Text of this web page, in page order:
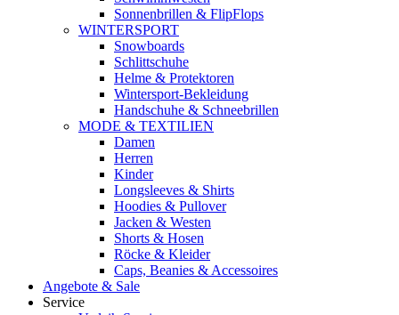
Sonnenbrillen & FlipFlops
WINTERSPORT
Snowboards
Schlittschuhe
Helme & Protektoren
Wintersport-Bekleidung
Handschuhe & Schneebrillen
MODE & TEXTILIEN
Damen
Herren
Kinder
Longsleeves & Shirts
Hoodies & Pullover
Jacken & Westen
Shorts & Hosen
Röcke & Kleider
Caps, Beanies & Accessoires
Angebote & Sale
Service